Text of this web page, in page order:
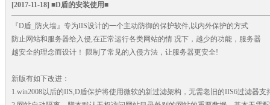
[2017-11-18] ■D盾的安装使用■
『D盾_防火墙』专为IIS设计的一个主动防御的保护软件,以内外保护的方式
防止网站和服务器给入侵,在正常运行各类网站的情 况下，越少的功能，服务器
越安全的理念而设计！ 限制了常见的入侵方法，让服务器更安全!
新版有如下改进：
1.win2008以后的IIS,D盾保护将使用微软的新过滤架构，无需老旧的IIS6过滤器